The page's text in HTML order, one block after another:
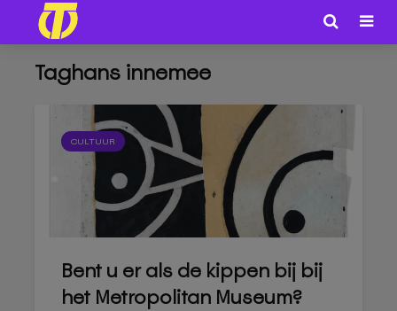
Taghans innemee
CULTUUR
Bent u er als de kippen bij bij
het Metropolitan Museum?